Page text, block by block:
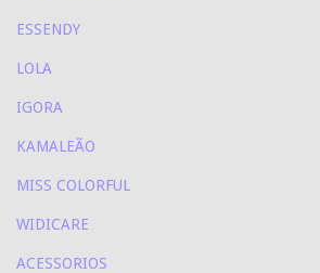
ESSENDY
LOLA
IGORA
KAMALEÃO
MISS COLORFUL
WIDICARE
ACESSORIOS